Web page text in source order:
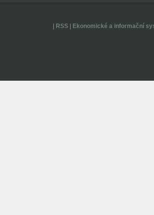
RSS| Ekonomické a informační